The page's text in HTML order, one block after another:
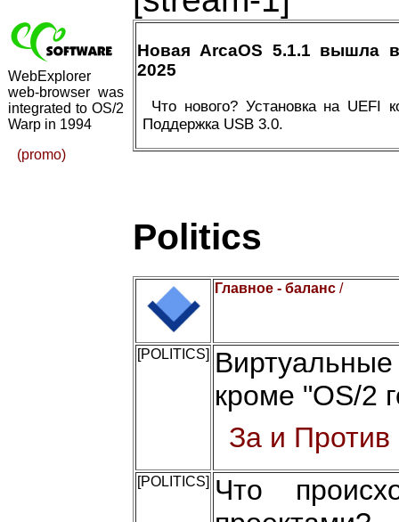
WebExplorer
web-browser was
integrated to OS/2
Warp in 1994
(promo)
Новая ArcaOS 5.1.1 вышла
2025
Что нового? Установка на UEFI
Поддержка USB 3.0.
Politics
Главное - баланс /
[POLITICS]
кроме "OS/2
За и Против
[POLITICS] Что